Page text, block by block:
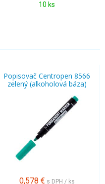
10 ks
Popisovač Centropen 8566
zelený (alkoholová báza)
0,578 € s DPH / ks